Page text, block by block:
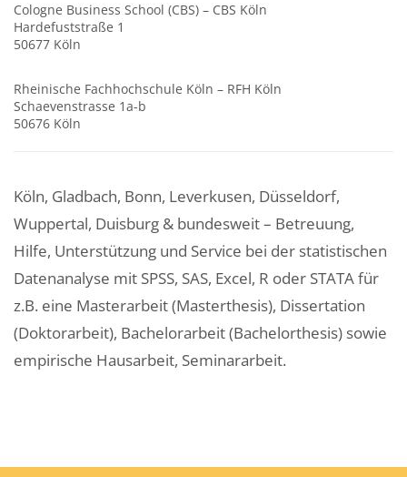
Cologne Business School (CBS) – CBS Köln
Hardefuststraße 1
50677 Köln
Rheinische Fachhochschule Köln – RFH Köln
Schaevenstrasse 1a-b
50676 Köln
Köln, Gladbach, Bonn, Leverkusen, Düsseldorf,
Wuppertal, Duisburg & bundesweit – Betreuung,
Hilfe, Unterstützung und Service bei der statistischen
Datenanalyse mit SPSS, SAS, Excel, R oder STATA für
z.B. eine Masterarbeit (Masterthesis), Dissertation
(Doktorarbeit), Bachelorarbeit (Bachelorthesis) sowie
empirische Hausarbeit, Seminararbeit.